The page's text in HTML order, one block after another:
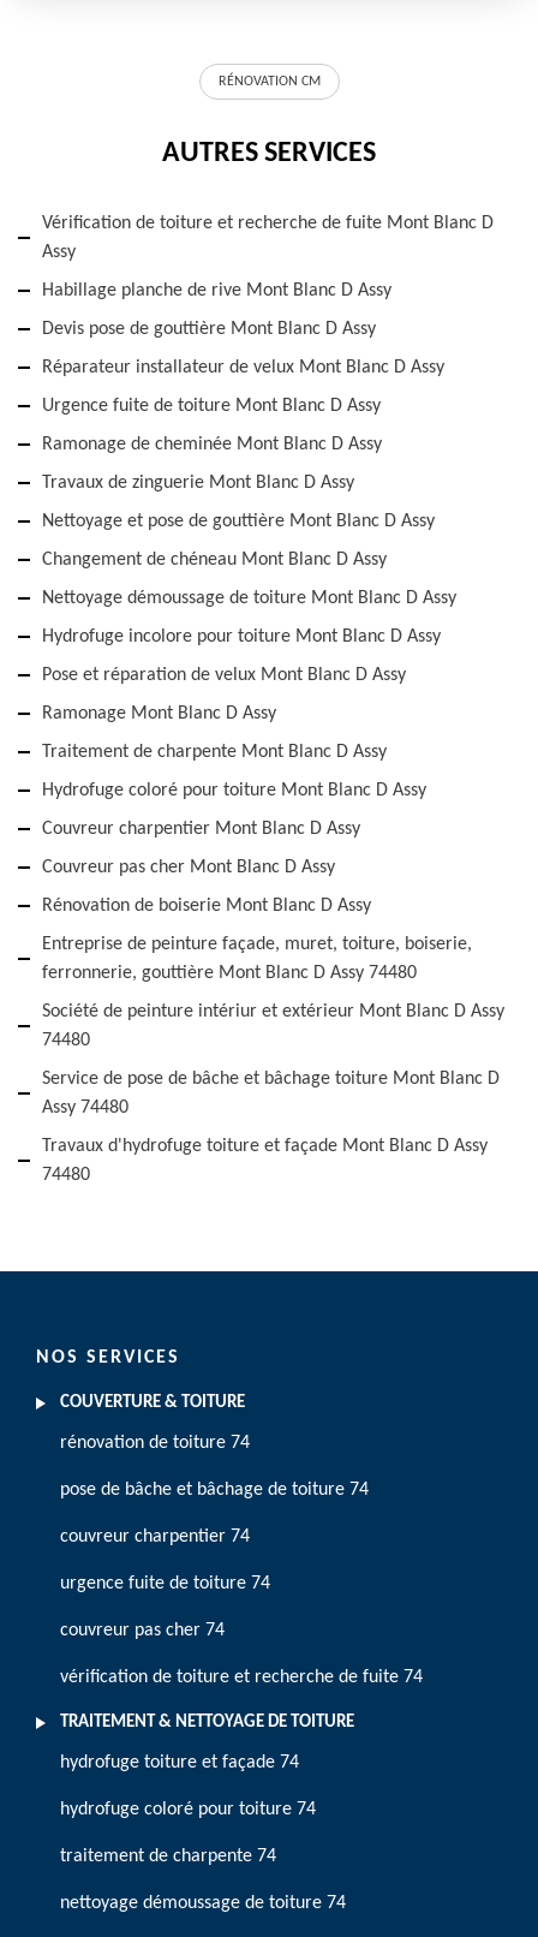
RÉNOVATION CM
AUTRES SERVICES
Vérification de toiture et recherche de fuite Mont Blanc D
Assy
Habillage planche de rive Mont Blanc D Assy
Devis pose de gouttière Mont Blanc D Assy
Réparateur installateur de velux Mont Blanc D Assy
Urgence fuite de toiture Mont Blanc D Assy
Ramonage de cheminée Mont Blanc D Assy
Travaux de zinguerie Mont Blanc D Assy
Nettoyage et pose de gouttière Mont Blanc D Assy
Changement de chéneau Mont Blanc D Assy
Nettoyage démoussage de toiture Mont Blanc D Assy
Hydrofuge incolore pour toiture Mont Blanc D Assy
Pose et réparation de velux Mont Blanc D Assy
Ramonage Mont Blanc D Assy
Traitement de charpente Mont Blanc D Assy
Hydrofuge coloré pour toiture Mont Blanc D Assy
Couvreur charpentier Mont Blanc D Assy
Couvreur pas cher Mont Blanc D Assy
Rénovation de boiserie Mont Blanc D Assy
Entreprise de peinture façade, muret, toiture, boiserie,
ferronnerie, gouttière Mont Blanc D Assy 74480
Société de peinture intériur et extérieur Mont Blanc D Assy
74480
Service de pose de bâche et bâchage toiture Mont Blanc D
Assy 74480
Travaux d'hydrofuge toiture et façade Mont Blanc D Assy
74480
NOS SERVICES
COUVERTURE & TOITURE
rénovation de toiture 74
pose de bâche et bâchage de toiture 74
couvreur charpentier 74
urgence fuite de toiture 74
couvreur pas cher 74
vérification de toiture et recherche de fuite 74
TRAITEMENT & NETTOYAGE DE TOITURE
hydrofuge toiture et façade 74
hydrofuge coloré pour toiture 74
traitement de charpente 74
nettoyage démoussage de toiture 74